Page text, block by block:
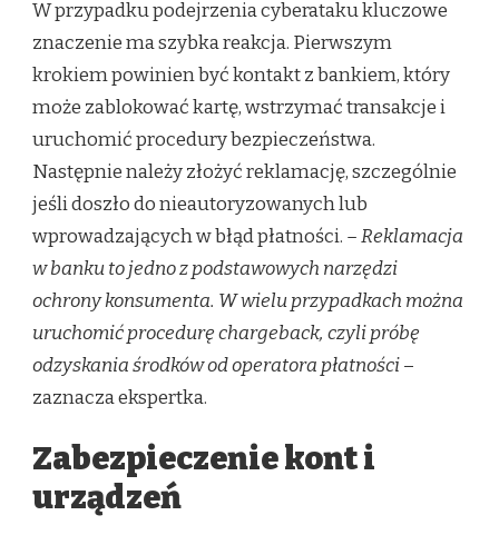
W przypadku podejrzenia cyberataku kluczowe
znaczenie ma szybka reakcja. Pierwszym
krokiem powinien być kontakt z bankiem, który
może zablokować kartę, wstrzymać transakcje i
uruchomić procedury bezpieczeństwa.
Następnie należy złożyć reklamację, szczególnie
jeśli doszło do nieautoryzowanych lub
wprowadzających w błąd płatności. – Reklamacja
w banku to jedno z podstawowych narzędzi
ochrony konsumenta. W wielu przypadkach można
uruchomić procedurę chargeback, czyli próbę
odzyskania środków od operatora płatności–
zaznacza ekspertka.
Zabezpieczenie kont i
urządzeń